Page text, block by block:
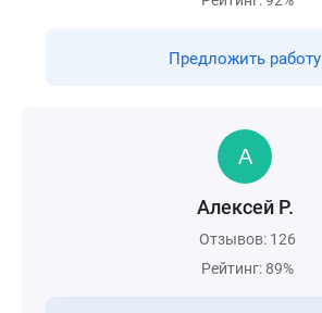
Предложить работу
Алексей Р.
Отзывов: 126
Рейтинг: 89%